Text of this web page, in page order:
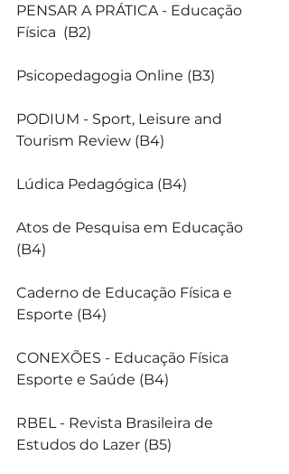
PENSAR A PRÁTICA - Educação
Física  (B2)
Psicopedagogia Online (B3)
PODIUM - Sport, Leisure and
Tourism Review (B4)
Lúdica Pedagógica (B4)
Atos de Pesquisa em Educação
(B4)
Caderno de Educação Física e
Esporte (B4)
CONEXÕES - Educação Física
Esporte e Saúde (B4)
RBEL - Revista Brasileira de
Estudos do Lazer (B5)